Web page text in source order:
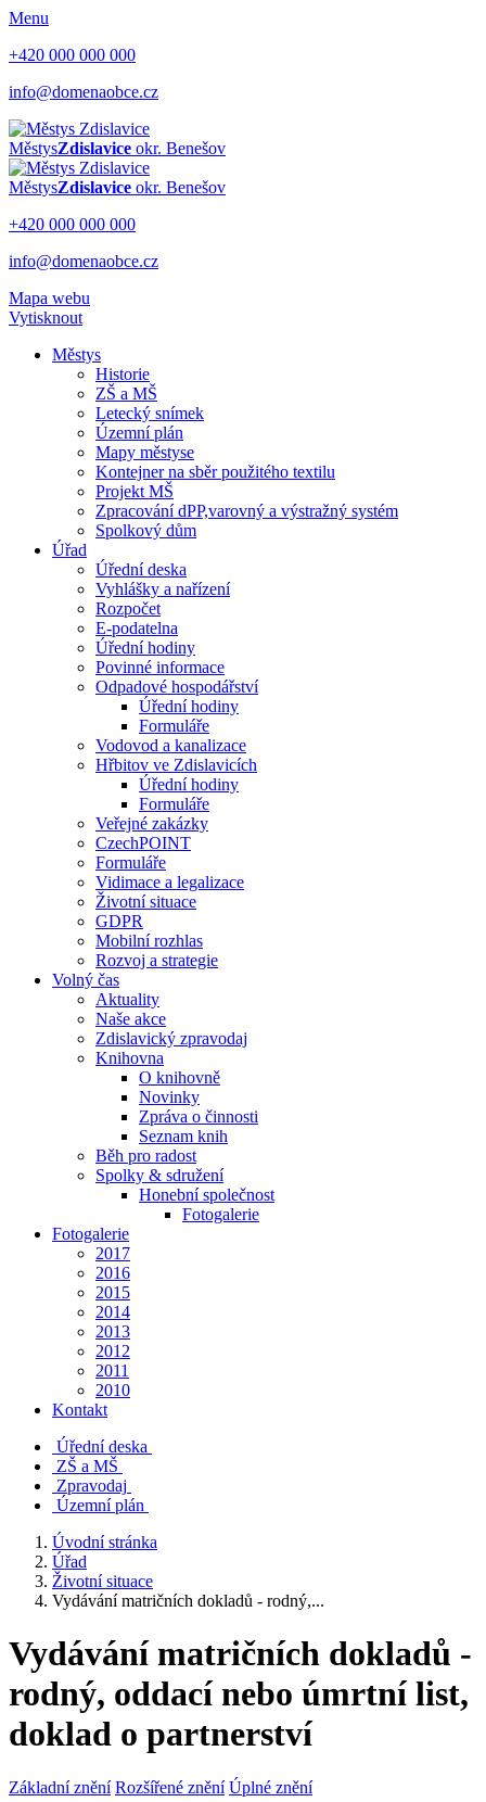
Menu
+420 000 000 000
info@domenaobce.cz
MěstysZdislavice okr. Benešov
MěstysZdislavice okr. Benešov
+420 000 000 000
info@domenaobce.cz
Mapa webu
Vytisknout
Městys
Historie
ZŠ a MŠ
Letecký snímek
Územní plán
Mapy městyse
Kontejner na sběr použitého textilu
Projekt MŠ
Zpracování dPP,varovný a výstražný systém
Spolkový dům
Úřad
Úřední deska
Vyhlášky a nařízení
Rozpočet
E-podatelna
Úřední hodiny
Povinné informace
Odpadové hospodářství
Úřední hodiny
Formuláře
Vodovod a kanalizace
Hřbitov ve Zdislavicích
Úřední hodiny
Formuláře
Veřejné zakázky
CzechPOINT
Formuláře
Vidimace a legalizace
Životní situace
GDPR
Mobilní rozhlas
Rozvoj a strategie
Volný čas
Aktuality
Naše akce
Zdislavický zpravodaj
Knihovna
O knihovně
Novinky
Zpráva o činnosti
Seznam knih
Běh pro radost
Spolky & sdružení
Honební společnost
Fotogalerie
Fotogalerie
2017
2016
2015
2014
2013
2012
2011
2010
Kontakt
Úřední deska
ZŠ a MŠ
Zpravodaj
Územní plán
Úvodní stránka
Úřad
Životní situace
Vydávání matričních dokladů - rodný,...
Vydávání matričních dokladů -
rodný, oddací nebo úmrtní list,
doklad o partnerství
Základní znění Rozšířené znění Úplné znění